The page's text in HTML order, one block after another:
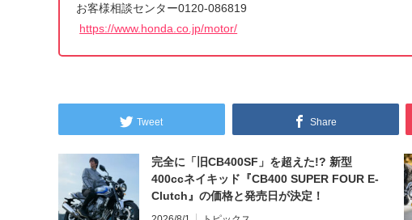
お客様相談センター0120-086819
https://www.honda.co.jp/motor/
Tweet Share
完全に「旧CB400SF」を超えた!? 新型
400ccネイキッド『CB400 SUPER FOUR E-
Clutch』の価格と発売日が決定！